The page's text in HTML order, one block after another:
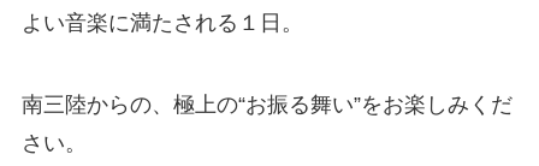
よい音楽に満たされる１日。
南三陸からの、極上の“お振る舞い”をお楽しみくだ
さい。